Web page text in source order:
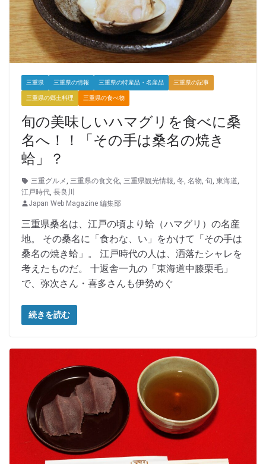
三重県 三重県の情報 三重県の特産品・名産品 三重県の記事
三重県の郷土料理 三重県の食べ物
旬の美味しいハマグリを食べに桑
名へ！！「その手は桑名の焼き
蛤」？
三重グルメ, 三重県の食文化, 三重県観光情報, 冬, 名物, 旬, 東海道,
江戸時代, 長良川
Japan Web Magazine 編集部
三重県桑名は、江戸の頃より蛤（ハマグリ）の名産
地。 その桑名に「食わな、い」をかけて「その手は
桑名の焼き蛤」。 江戸時代の人は、洒落たシャレを
考えたものだ。 十返舎一九の「東海道中膝栗毛」
で、弥次さん・喜多さんも伊勢めぐ
続きを読む